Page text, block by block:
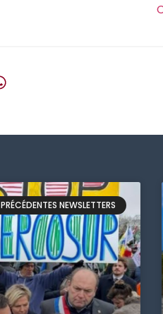
PRÉCÉDENTES NEWSLETTERS